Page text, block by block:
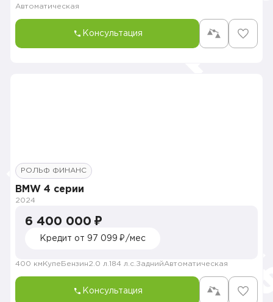
Автоматическая
Консультация
РОЛЬФ ФИНАНС
BMW 4 серии
2024
6 400 000 ₽
Кредит от 97 099 ₽/мес
400 км Купе Бензин2.0 л. 184 л.с. ЗаднийАвтоматическая
Консультация